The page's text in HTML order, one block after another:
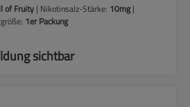
of Fruity | Nikotinsalz-Stärke: 10mg|
1er Packung
sichtbar